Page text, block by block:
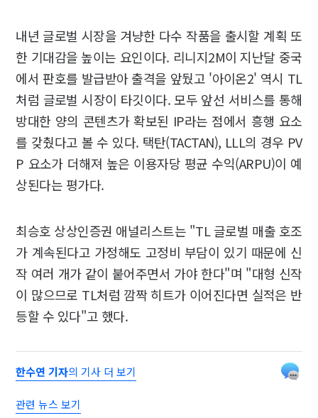
내년 글로벌 시장을 겨냥한 다수 작품을 출시할 계획 또
한 기대감을 높이는 요인이다. 리니지2M이 지난달 중국
에서 판호를 발급받아 출격을 앞뒀고 '아이온2' 역시 TL
처럼 글로벌 시장이 타깃이다. 모두 앞선 서비스를 통해
방대한 양의 콘텐츠가 확보된 IP라는 점에서 흥행 요소
를 갖췄다고 볼 수 있다. 택탄(TACTAN), LLL의 경우 PV
P 요소가 더해져 높은 이용자당 평균 수익(ARPU)이 예
상된다는 평가다.
최승호 상상인증권 애널리스트는 "TL 글로벌 매출 호조
가 계속된다고 가정해도 고정비 부담이 있기 때문에 신
작 여러 개가 같이 붙어주면서 가야 한다"며 "대형 신작
이 많으므로 TL처럼 깜짝 히트가 이어진다면 실적은 반
등할 수 있다"고 했다.
한수연 기자의 기사 더 보기
관련 뉴스 보기